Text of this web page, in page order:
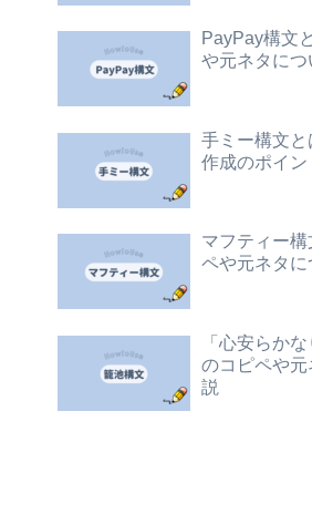
PayPay構文
や元ネタにつ
手ミー構文
作成のポイン
マフティー
ペや元ネタに
「心安らか
のコピペや
説